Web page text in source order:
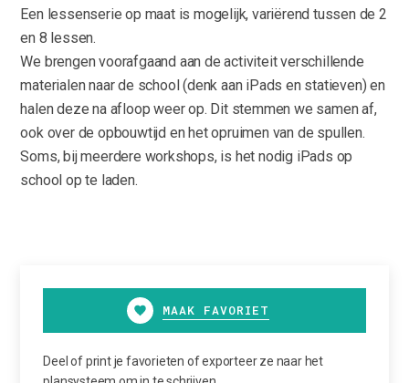
Een lessenserie op maat is mogelijk, variërend tussen de 2
en 8 lessen.
We brengen voorafgaand aan de activiteit verschillende
materialen naar de school (denk aan iPads en statieven) en
halen deze na afloop weer op. Dit stemmen we samen af,
ook over de opbouwtijd en het opruimen van de spullen.
Soms, bij meerdere workshops, is het nodig iPads op
school op te laden.
MAAK FAVORIET
Deel of print je favorieten of exporteer ze naar het